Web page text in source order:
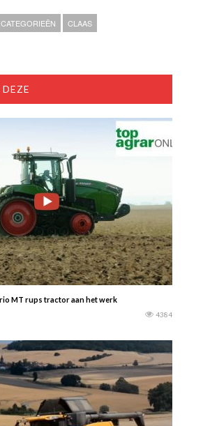
CLAAS
MT rups tractor aan het werk
4384